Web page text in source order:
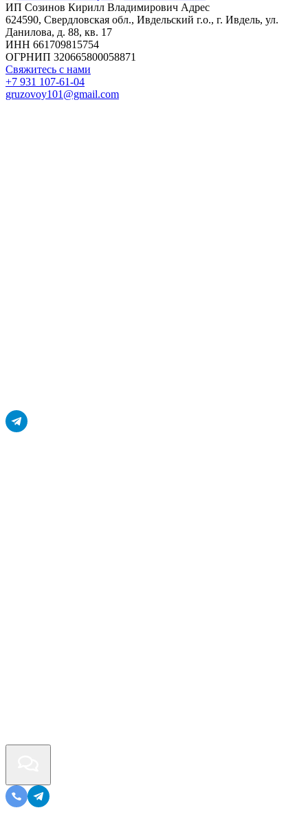
ИП Созинов Кирилл Владимирович Адрес
624590, Свердловская обл., Ивдельский г.о., г. Ивдель, ул.
Данилова, д. 88, кв. 17
ИНН 661709815754
ОГРНИП 320665800058871
Свяжитесь с нами
+7 931 107-61-04
gruzovoy101@gmail.com